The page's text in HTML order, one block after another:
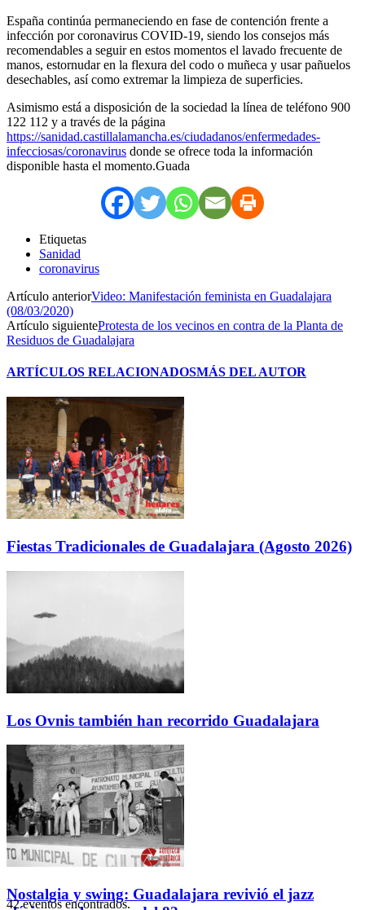
España continúa permaneciendo en fase de contención frente a
infección por coronavirus COVID-19, siendo los consejos más
recomendables a seguir en estos momentos el lavado frecuente de
manos, estornudar en la flexura del codo o muñeca y usar pañuelos
desechables, así como extremar la limpieza de superficies.
Asimismo está a disposición de la sociedad la línea de teléfono 900
122 112 y a través de la página
https://sanidad.castillalamancha.es/ciudadanos/enfermedades-
infecciosas/coronavirus donde se ofrece toda la información
disponible hasta el momento.Guada
Etiquetas
Sanidad
coronavirus
Artículo anteriorVideo: Manifestación feminista en Guadalajara
(08/03/2020)
Artículo siguienteProtesta de los vecinos en contra de la Planta de
Residuos de Guadalajara
ARTÍCULOS RELACIONADOSMÁS DEL AUTOR
Fiestas Tradicionales de Guadalajara (Agosto 2026)
Los Ovnis también han recorrido Guadalajara
Nostalgia y swing: Guadalajara revivió el jazz
42 eventos encontrados.